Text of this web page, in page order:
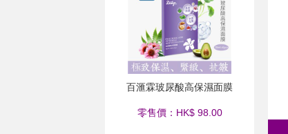
百滙霖玻尿酸高保濕面膜
零售價：HK$ 98.00